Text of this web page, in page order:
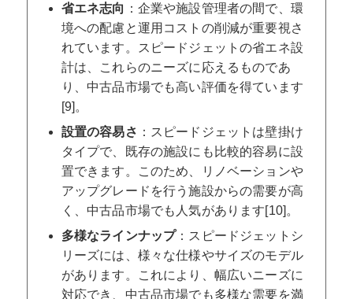
省エネ志向 ：企業や施設管理者の間で、環
境への配慮と運用コストの削減が重要視さ
れています。スピードジェットの省エネ設
計は、これらのニーズに応えるものであ
り、中古品市場でも高い評価を得ています
[9]。
設置の容易さ ：スピードジェットは壁掛け
タイプで、既存の施設にも比較的容易に設
置できます。このため、リノベーションや
アップグレードを行う施設からの需要が高
く、中古品市場でも人気があります[10]。
多様なラインナップ：スピードジェットシ
リーズには、様々な仕様やサイズのモデル
があります。これにより、幅広いニーズに
対応でき、中古品市場でも多様な需要を満